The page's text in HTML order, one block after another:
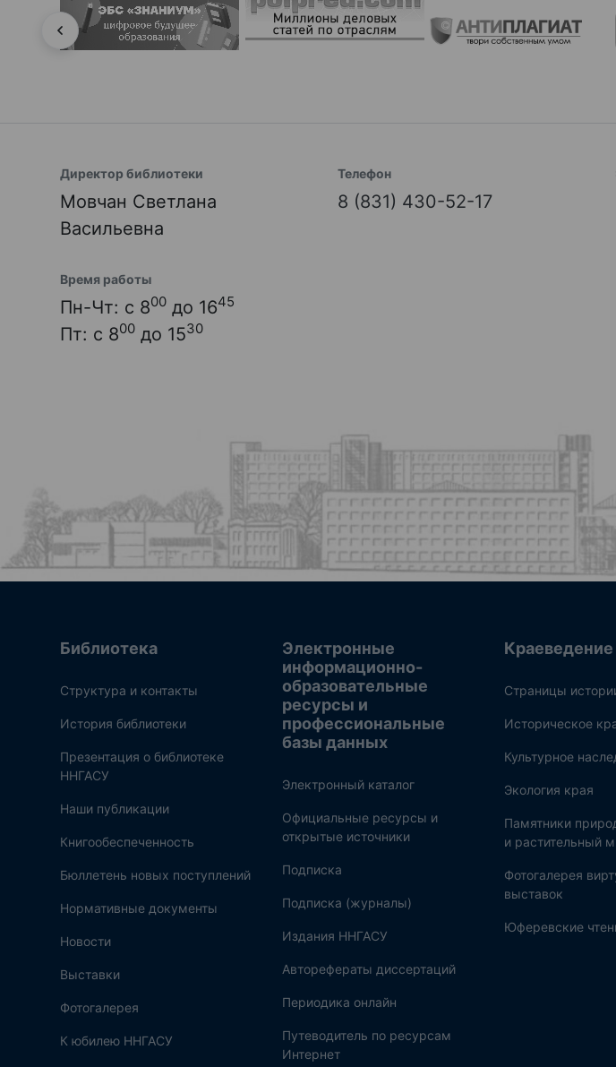
Директор библиотеки
Мовчан Светлана
Васильевна
Телефон
8 (831) 430-52-17
Время работы
Пн-Чт: с 800 до 1645
Пт: с 800 до 1530
Библиотека
Структура и контакты
История библиотеки
Презентация о библиотеке
ННГАСУ
Наши публикации
Книгообеспеченность
Бюллетень новых поступлений
Нормативные документы
Новости
Выставки
Фотогалерея
К юбилею ННГАСУ
Электронные
информационно-
образовательные
ресурсы и
профессиональные
базы данных
Электронный каталог
Официальные ресурсы и
открытые источники
Подписка
Подписка (журналы)
Издания ННГАСУ
Авторефераты диссертаций
Периодика онлайн
Путеводитель по ресурсам
Интернет
Краеведение
Страницы
Историческое
Культурное
Экология края
Памятники
и растительный
Фотогалерея
выставок
Юферевские